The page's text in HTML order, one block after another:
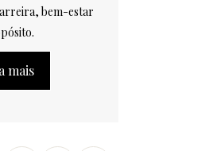
bem-estar
mais